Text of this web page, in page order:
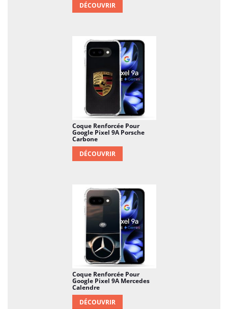
DÉCOUVRIR
Coque Renforcée Pour
Google Pixel 9A Porsche
Carbone
DÉCOUVRIR
Coque Renforcée Pour
Google Pixel 9A Mercedes
Calendre
DÉCOUVRIR